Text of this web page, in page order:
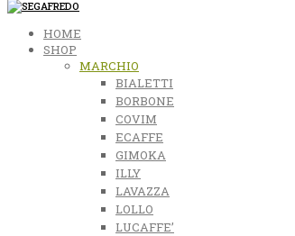
HOME
SHOP
MARCHIO
BIALETTI
BORBONE
COVIM
ECAFFE
GIMOKA
ILLY
LAVAZZA
LOLLO
LUCAFFE’